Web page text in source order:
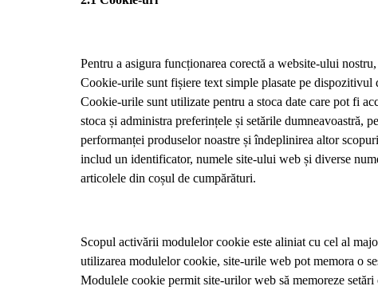
Pentru a asigura funcționarea corectă a website-ului
Cookie-urile sunt fișiere text simple plasate pe
Cookie-urile sunt utilizate pentru a stoca date care pot fi
stoca și administra preferințele și setările dumneavoastră,
performanței produselor noastre și îndeplinirea altor
includ un identificator, numele site-ului web și diverse
articolele din coșul de cumpărături.
Scopul activării modulelor cookie este aliniat cu cel al
utilizarea modulelor cookie, site-urile web pot memora o
Modulele cookie permit site-urilor web să memoreze